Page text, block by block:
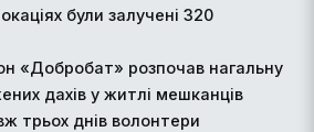
були залучені 320
«Добробат» розпочав нагальну
дахів у житлі мешканців
трьох днів волонтери